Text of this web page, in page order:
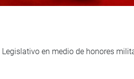
en medio de honores